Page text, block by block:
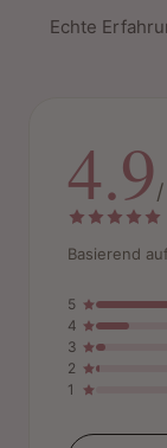
Echte
4.9
Basierend
5
4
3
2
1